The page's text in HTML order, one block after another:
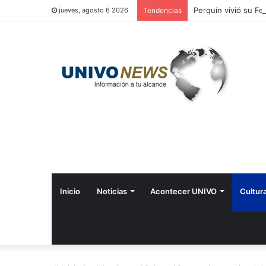
jueves, agosto 6 2026 Tendencias Perquín vivió su
Inicio Noticias Acontecer UNIVO